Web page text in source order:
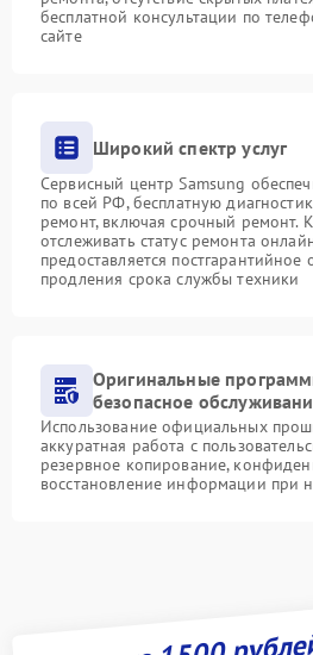
бесплатной консультации по
сайте
Широкий спектр услуг
Сервисный центр Samsung
по всей РФ, бесплатную
ремонт, включая срочный ремонт.
отслеживать статус ремонта
предоставляется
продления срока службы техники
Оригинальные
безопасное
Использование официальных
аккуратная работа с
резервное копирование,
восстановление информации при